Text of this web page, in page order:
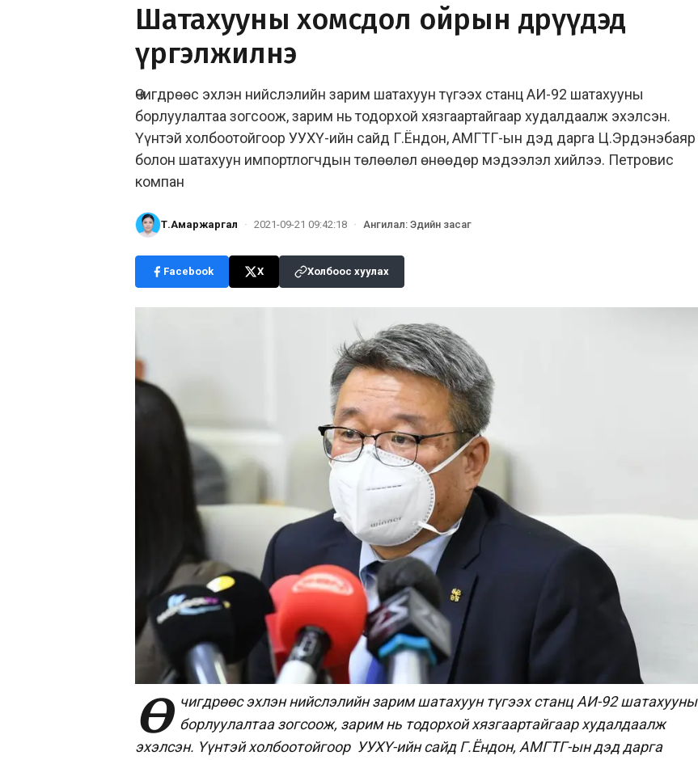
Шатахууны хомсдол ойрын өдрүүдэд
үргэлжилнэ
Өчигдрөөс эхлэн нийслэлийн зарим шатахуун түгээх станц АИ-92 шатахууны
борлуулалтаа зогсоож, зарим нь тодорхой хязгаартайгаар худалдаалж эхэлсэн.
Үүнтэй холбоотойгоор УУХҮ-ийн сайд Г.Ёндон, АМГТГ-ын дэд дарга Ц.Эрдэнэбаяр
болон шатахуун импортлогчдын төлөөлөл өнөөдөр мэдээлэл хийлээ. Петровис
компан
Т.Амаржаргал · 2021-09-21 09:42:18 · Ангилал: Эдийн засаг
Facebook X Холбоос хуулах
Ө чигдрөөс эхлэн нийслэлийн зарим шатахуун түгээх станц АИ-92 шатахууны
борлуулалтаа зогсоож, зарим нь тодорхой хязгаартайгаар худалдаалж
эхэлсэн. Үүнтэй холбоотойгоор УУХҮ-ийн сайд Г.Ёндон, АМГТГ-ын дэд дарга